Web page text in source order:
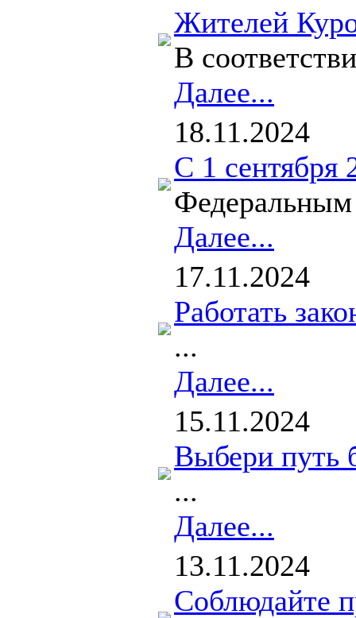
Жителей
В
Далее...
18.11.2024
С 1 сентября
Федеральным
Далее...
17.11.2024
Работать
...
Далее...
15.11.2024
Выбери путь
...
Далее...
13.11.2024
Соблюдайте